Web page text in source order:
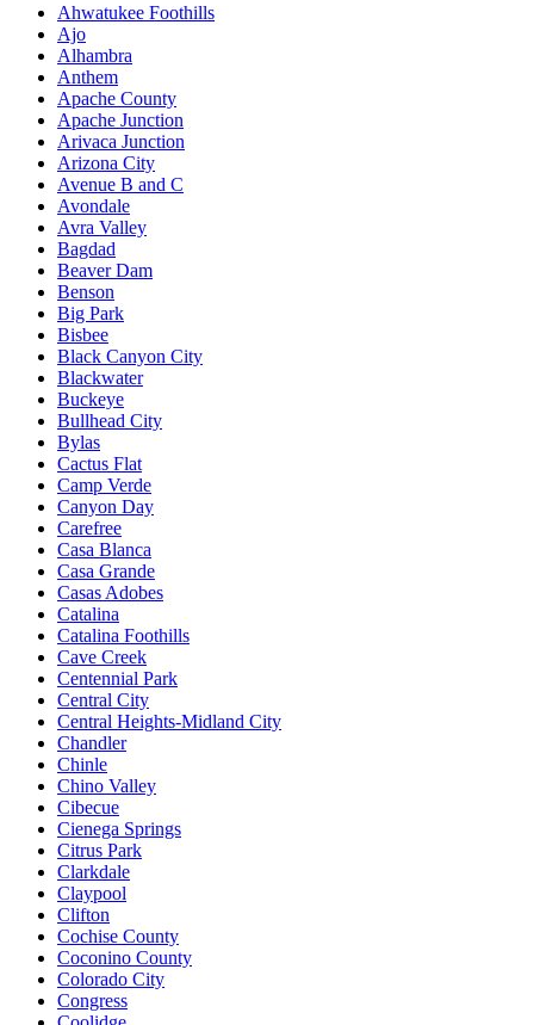
Ahwatukee Foothills
Ajo
Alhambra
Anthem
Apache County
Apache Junction
Arivaca Junction
Arizona City
Avenue B and C
Avondale
Avra Valley
Bagdad
Beaver Dam
Benson
Big Park
Bisbee
Black Canyon City
Blackwater
Buckeye
Bullhead City
Bylas
Cactus Flat
Camp Verde
Canyon Day
Carefree
Casa Blanca
Casa Grande
Casas Adobes
Catalina
Catalina Foothills
Cave Creek
Centennial Park
Central City
Central Heights-Midland City
Chandler
Chinle
Chino Valley
Cibecue
Cienega Springs
Citrus Park
Clarkdale
Claypool
Clifton
Cochise County
Coconino County
Colorado City
Congress